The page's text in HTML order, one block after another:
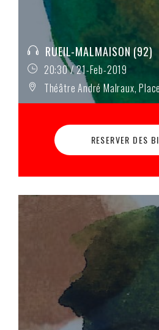
RUEIL-MALMAISON (92)
20:30 / 21-Feb-2019
Théâtre André Malraux, Place des
RESERVER DES